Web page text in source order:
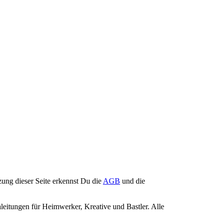
dieser Seite erkennst Du die AGB und die
für Heimwerker, Kreative und Bastler. Alle